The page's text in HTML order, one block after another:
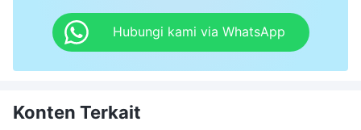
Hubungi kami via WhatsApp
Konten Terkait